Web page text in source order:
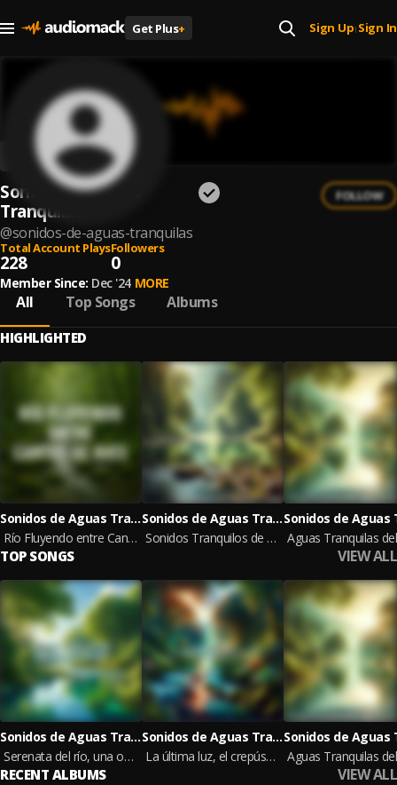
Get Plus+ Sign Up| Sign In
Sonidos de Aguas
Tranquilas
@sonidos-de-aguas-tranquilas
FOLLOW
Total Account Plays
228
Followers
0
Member Since: Dec '24 MORE
All Top Songs Albums
HIGHLIGHTED
Sonidos de Aguas Tranquilas
Río Fluyendo entre Cantos de Aves
Sonidos de Aguas Tranquilas
Sonidos Tranquilos de Agua, Paz del Arroyo en el Bosque
TOP SONGS VIEW ALL
Sonidos de Aguas Tranquilas
Serenata del río, una oda acuática en el teatro del bosque
Sonidos de Aguas Tranquilas
La última luz, el crepúsculo reflejado en las aguas tranquilas del bosque
RECENT ALBUMS VIEW ALL